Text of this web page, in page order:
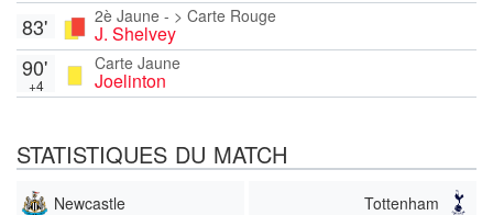
2è Jaune - > Carte Rouge
J. Shelvey
83'
Carte Jaune
Joelinton
90'
+4
STATISTIQUES DU MATCH
Newcastle Tottenham